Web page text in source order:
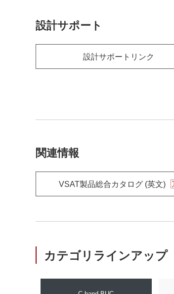
設計サポート
設計サポートリンク
関連情報
VSAT製品総合カタログ (英文)
カテゴリラインアップ